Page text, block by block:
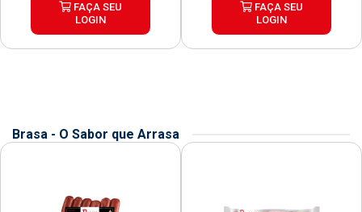
FAÇA SEU
LOGIN
FAÇA SEU
LOGIN
Brasa - O Sabor que Arrasa